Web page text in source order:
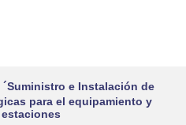
´Suministro e Instalación de
para el equipamiento y